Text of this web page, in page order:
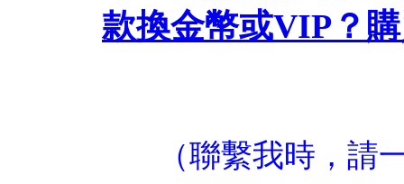
款換金幣或VIP？
（聯繫我時，請